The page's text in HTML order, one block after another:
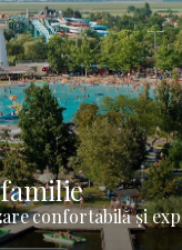
confortabilă și